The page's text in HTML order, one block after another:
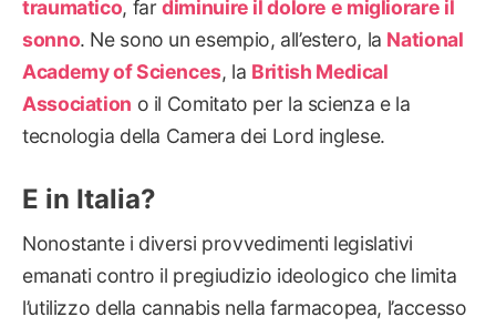
traumatico, fardiminuire il dolore e migliorare il
sonno. Ne sono un esempio, all’estero, la National
Academy of Sciences, la British Medical
Association o il Comitato per la scienza e la
tecnologia della Camera dei Lord inglese.
E in Italia?
Nonostante i diversi provvedimenti legislativi
emanati contro il pregiudizio ideologico che limita
l’utilizzo della cannabis nella farmacopea, l’accesso